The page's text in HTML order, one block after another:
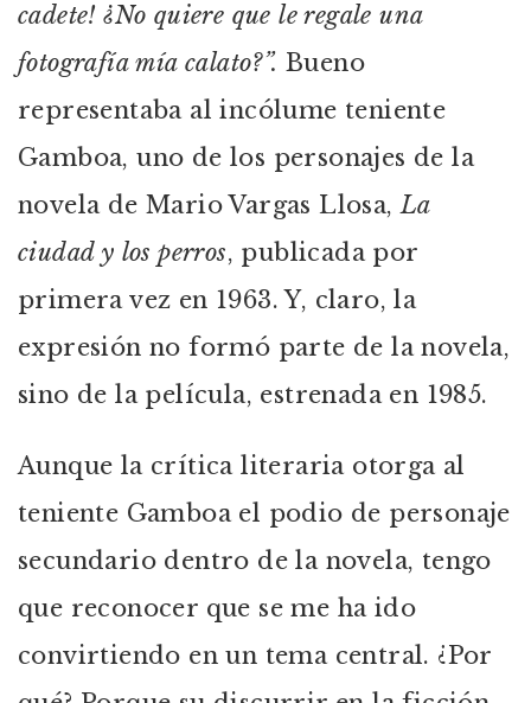
cadete! ¿No quiere que le regale una
fotografía mía calato?”. Bueno
representaba al incólume teniente
Gamboa, uno de los personajes de la
novela de Mario Vargas Llosa,La
ciudad y los perros, publicada por
primera vez en 1963. Y, claro, la
expresión no formó parte de la novela,
sino de la película, estrenada en 1985.
Aunque la crítica literaria otorga al
teniente Gamboa el podio de personaje
secundario dentro de la novela, tengo
que reconocer que se me ha ido
convirtiendo en un tema central. ¿Por